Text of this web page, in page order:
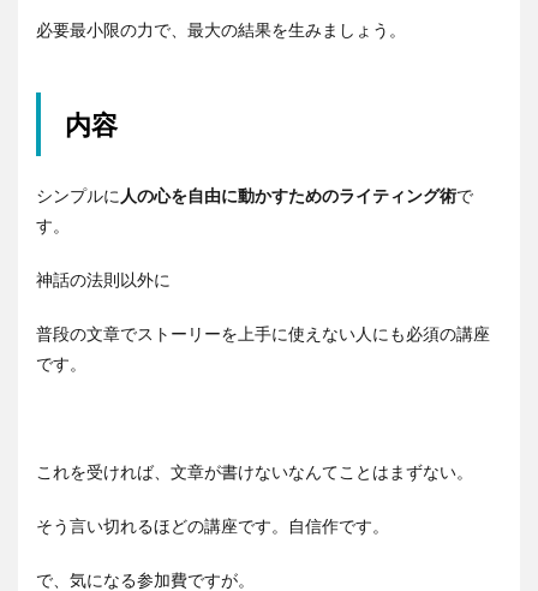
必要最小限の力で、最大の結果を生みましょう。
内容
シンプルに 人の心を自由に動かすためのライティング術で
す。
神話の法則以外に
普段の文章でストーリーを上手に使えない人にも必須の講座
です。
これを受ければ、文章が書けないなんてことはまずない。
そう言い切れるほどの講座です。自信作です。
で、気になる参加費ですが。